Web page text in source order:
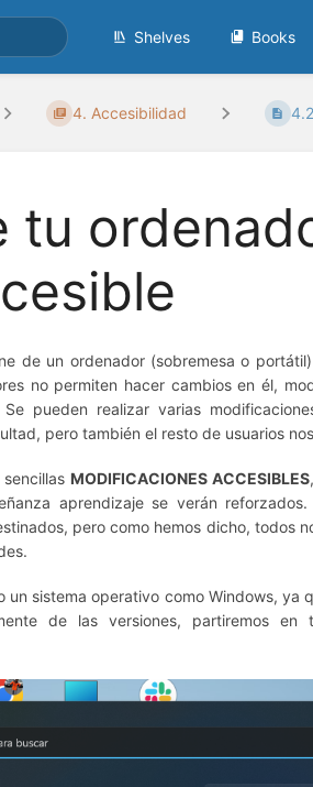
Shelves Books
4. Accesibilidad
tu
de un ordenador (sobremesa o
no permiten hacer cambios en él,
Se pueden realizar varias
pero también el resto de usuarios
MODIFICACIONES ACCESIBLES
aprendizaje se verán reforzados.
pero como hemos dicho, todos
sistema operativo como Windows, ya
de las versiones, partiremos